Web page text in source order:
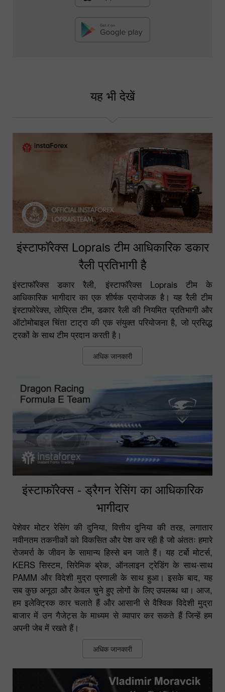
यह भी देखें
इंस्टाफॉरेक्स Loprais टीम आधिकारिक डकार
रैली प्रतिभागी है
इंस्टाफॉरेक्स डकार रैली, इंस्टाफॉरेक्स Loprais टीम के
आधिकारिक भागीदार का एक शीर्षक प्रायोजक है। यह रैली टीम
इंस्टाफोरेक्स, लोप्रिस टीम, डकार रैली की नियमित प्रतिभागी और
ऑटोमोबाइल चिंता टाट्रा की एक संयुक्त परियोजना है, जो प्रसिद्ध
ट्रकों के साथ टीम प्रदान करती है।
अधिक जानकारी
इंस्टाफॉरेक्स - ड्रैगन रेसिंग का आधिकारिक
भागीदार
पेशेवर मोटर रेसिंग की दुनिया, वित्तीय दुनिया की तरह, लगातार
नवीनतम तकनीकों को विकसित और पेश कर रही है जो अंततः हमारे
रोजमर्रा के जीवन के सामान्य हिस्से बन जाते हैं। यह टर्बो मोटर्स,
KERS सिस्टम, सिरेमिक ब्रेक, ऑनलाइन ट्रेडिंग के साथ-साथ
PAMM और विदेशी मुद्रा प्रणाली के साथ हुआ। इसके बाद, यह
सब कुछ अनूठा और केवल चुने हुए लोगों के लिए उपलब्ध था। आज,
हम इलेक्ट्रिक कार चलाते हैं और आसानी से वैश्विक विदेशी मुद्रा
बाजार में उन गैजेट्स के माध्यम से व्यापार कर सकते हैं जिन्हें हम
अपनी जेब में रखते हैं।
अधिक जानकारी